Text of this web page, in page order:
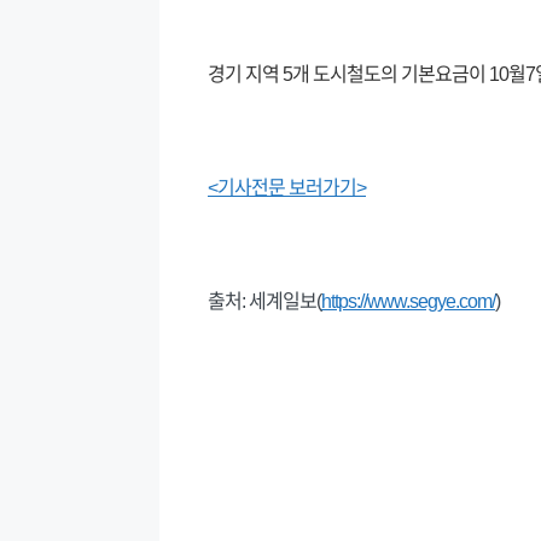
경기 지역 5개 도시철도의 기본요금이 10월
<기사전문 보러가기>
출처: 세계일보(https://www.segye.com/)